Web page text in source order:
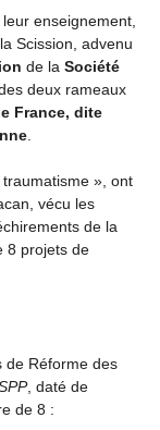
enseignement,
Scission, advenu
de la Société
deux rameaux
France, dite
.
», ont
vécu les
de la
8 projets de
de Réforme des
, daté de
de 8 :